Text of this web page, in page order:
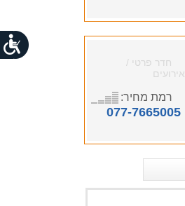
חדר פרטי /
אירועים
רמת מחיר:
077-7665005